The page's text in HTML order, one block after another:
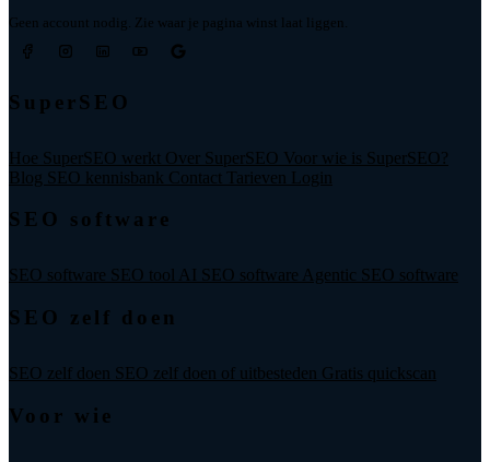
Geen account nodig. Zie waar je pagina winst laat liggen.
SuperSEO
Hoe SuperSEO werkt Over SuperSEO Voor wie is SuperSEO?
Blog SEO kennisbank Contact Tarieven Login
SEO software
SEO software SEO tool AI SEO software Agentic SEO software
SEO zelf doen
SEO zelf doen SEO zelf doen of uitbesteden Gratis quickscan
Voor wie